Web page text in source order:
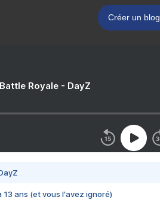
Créer un blog
Royale - DayZ
13 ans (et vous l'avez ignoré)